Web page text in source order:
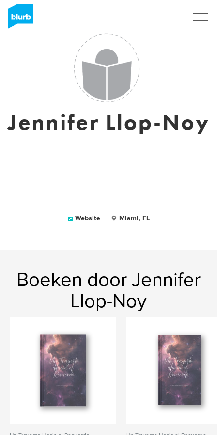
Jennifer Llop-Noy
Website Miami, FL
Boeken door Jennifer
Llop-Noy